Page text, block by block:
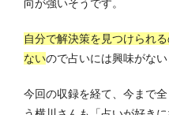
向が強いそうです。
自分で解決策を見つけられ
ないので占いには興味がない
今回の収録を経て、今まで